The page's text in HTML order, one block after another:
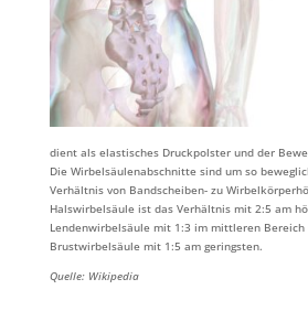
dient als elastisches Druckpolster und der
Die Wirbelsäulenabschnitte sind um so
Verhältnis von Bandscheiben- zu
Halswirbelsäule ist das Verhältnis mit 2:5 am
Lendenwirbelsäule mit 1:3 im mittleren
Brustwirbelsäule mit 1:5 am geringsten.
Quelle: Wikipedia